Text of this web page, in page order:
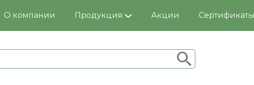
О компании Продукция Акции Сертификаты